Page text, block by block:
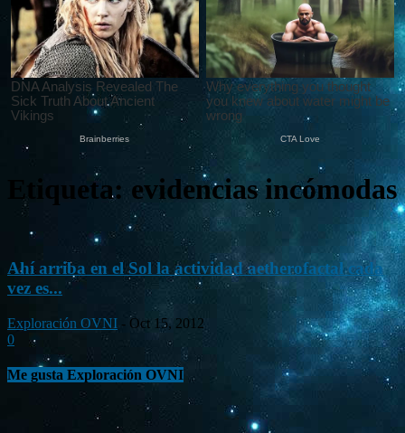
Etiqueta: evidencias incómodas
Ahí arriba en el Sol la actividad aetherofactal cada
vez es...
Exploración OVNI - Oct 15, 2012
0
Me gusta Exploración OVNI